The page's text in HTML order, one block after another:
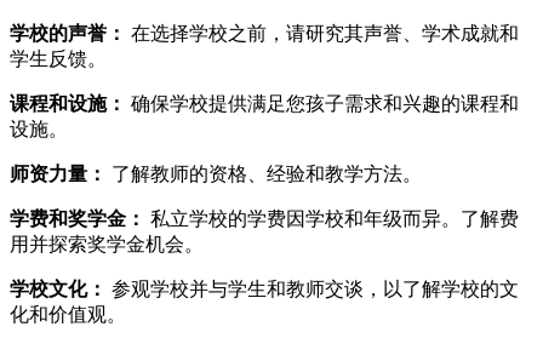
学校的声誉： 在选择学校之前，请研究其声誉、学术成就和
学生反馈。
课程和设施： 确保学校提供满足您孩子需求和兴趣的课程和
设施。
师资力量： 了解教师的资格、经验和教学方法。
学费和奖学金： 私立学校的学费因学校和年级而异。了解费
用并探索奖学金机会。
学校文化： 参观学校并与学生和教师交谈，以了解学校的文
化和价值观。